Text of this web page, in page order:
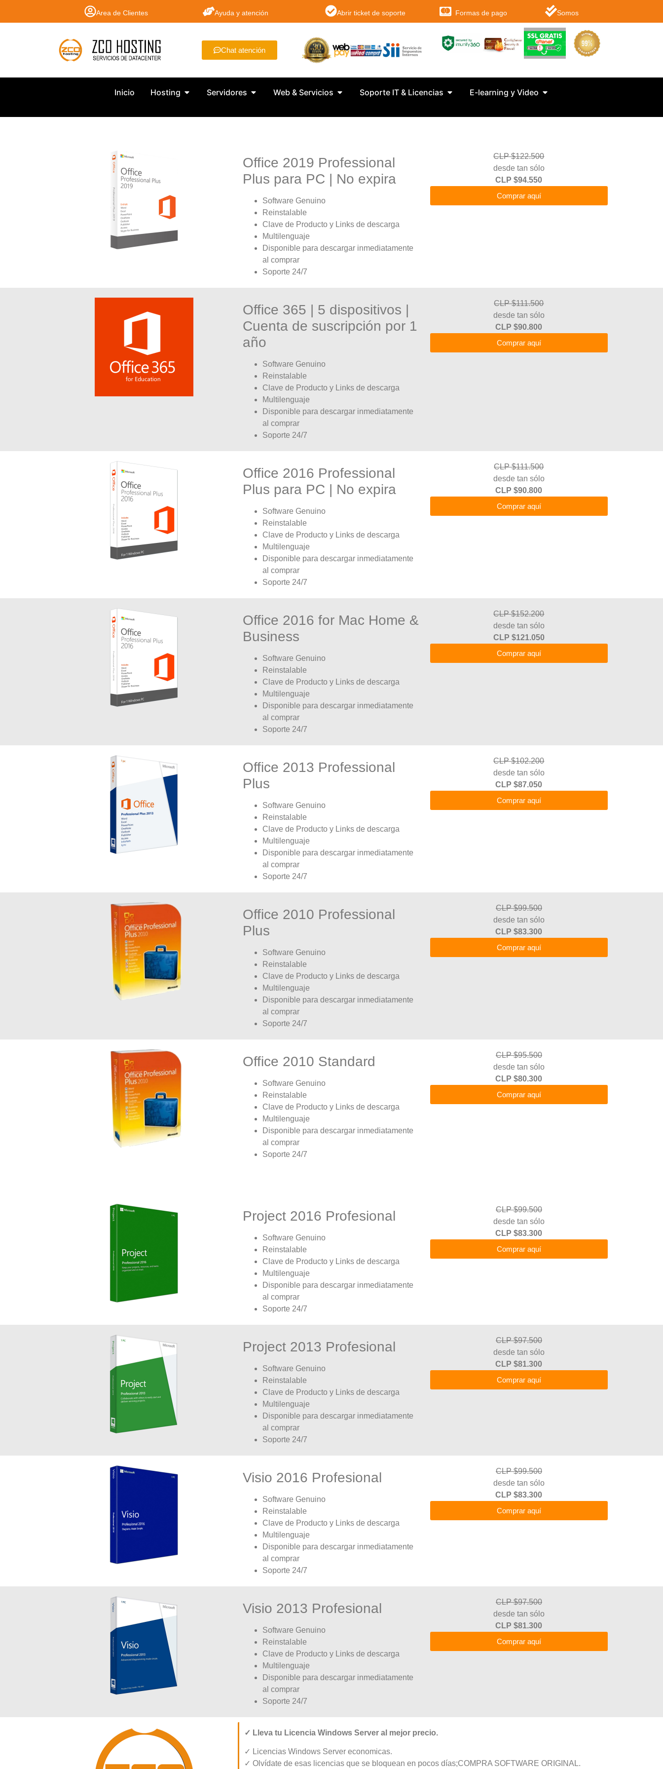
Area de Clientes Ayuda y atención Abrir ticket de soporte Formas de pago Somos
Chat atención
Inicio Hosting Servidores Web & Servicios Soporte IT & Licencias E-learning y Video
Office 2019 Professional
Plus para PC | No expira
Software Genuino
Reinstalable
Clave de Producto y Links de descarga
Multilenguaje
Disponible para descargar inmediatamente
al comprar
Soporte 24/7
CLP $122.500
desde tan sólo
CLP $94.550
Comprar aquí
Office 365 | 5 dispositivos |
Cuenta de suscripción por 1
año
Software Genuino
Reinstalable
Clave de Producto y Links de descarga
Multilenguaje
Disponible para descargar inmediatamente
al comprar
Soporte 24/7
CLP $111.500
desde tan sólo
CLP $90.800
Comprar aquí
Office 2016 Professional
Plus para PC | No expira
Software Genuino
Reinstalable
Clave de Producto y Links de descarga
Multilenguaje
Disponible para descargar inmediatamente
al comprar
Soporte 24/7
CLP $111.500
desde tan sólo
CLP $90.800
Comprar aquí
Office 2016 for Mac Home &
Business
Software Genuino
Reinstalable
Clave de Producto y Links de descarga
Multilenguaje
Disponible para descargar inmediatamente
al comprar
Soporte 24/7
CLP $152.200
desde tan sólo
CLP $121.050
Comprar aquí
Office 2013 Professional
Plus
Software Genuino
Reinstalable
Clave de Producto y Links de descarga
Multilenguaje
Disponible para descargar inmediatamente
al comprar
Soporte 24/7
CLP $102.200
desde tan sólo
CLP $87.050
Comprar aquí
Office 2010 Professional
Plus
Software Genuino
Reinstalable
Clave de Producto y Links de descarga
Multilenguaje
Disponible para descargar inmediatamente
al comprar
Soporte 24/7
CLP $99.500
desde tan sólo
CLP $83.300
Comprar aquí
Office 2010 Standard
Software Genuino
Reinstalable
Clave de Producto y Links de descarga
Multilenguaje
Disponible para descargar inmediatamente
al comprar
Soporte 24/7
CLP $95.500
desde tan sólo
CLP $80.300
Comprar aquí
Project 2016 Profesional
Software Genuino
Reinstalable
Clave de Producto y Links de descarga
Multilenguaje
Disponible para descargar inmediatamente
al comprar
Soporte 24/7
CLP $99.500
desde tan sólo
CLP $83.300
Comprar aquí
Project 2013 Profesional
Software Genuino
Reinstalable
Clave de Producto y Links de descarga
Multilenguaje
Disponible para descargar inmediatamente
al comprar
Soporte 24/7
CLP $97.500
desde tan sólo
CLP $81.300
Comprar aquí
Visio 2016 Profesional
Software Genuino
Reinstalable
Clave de Producto y Links de descarga
Multilenguaje
Disponible para descargar inmediatamente
al comprar
Soporte 24/7
CLP $99.500
desde tan sólo
CLP $83.300
Comprar aquí
Visio 2013 Profesional
Software Genuino
Reinstalable
Clave de Producto y Links de descarga
Multilenguaje
Disponible para descargar inmediatamente
al comprar
Soporte 24/7
CLP $97.500
desde tan sólo
CLP $81.300
Comprar aquí
✓ Lleva tu Licencia Windows Server al mejor precio.
✓ Licencias Windows Server economicas.
✓ Olvídate de esas licencias que se bloquean en pocos días;COMPRA SOFTWARE ORIGINAL.